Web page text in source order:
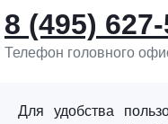
8 (495)
Телефон головного
Для удобства